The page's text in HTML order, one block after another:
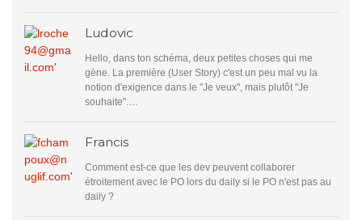
Ludovic
Hello, dans ton schéma, deux petites choses qui me
gène. La première (User Story) c'est un peu mal vu la
notion d'exigence dans le "Je veux", mais plutôt "Je
souhaite".…
Francis
Comment est-ce que les dev peuvent collaborer
étroitement avec le PO lors du daily si le PO n'est pas au
daily ?